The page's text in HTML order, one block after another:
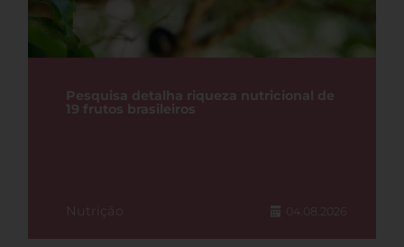
Pesquisa detalha riqueza nutricional de
19 frutos brasileiros
Nutrição 04.08.2026